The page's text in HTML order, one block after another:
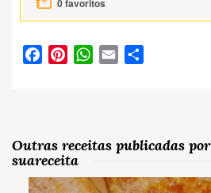
0favoritos
FacebookPinterestWhatsApp
Email
Outras receitas publicadas por
suareceita